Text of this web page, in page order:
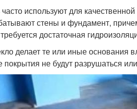
используют для
стены и фундамент,
достаточная
делает те или иные
не будут разрушаться